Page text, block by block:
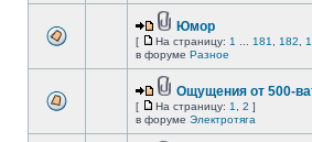
Юмор
[ На страницу: 1 181 182
в форуме Разное
Ощущения от 500-
[ На страницу: 1 2 ]
в форуме Электротяга